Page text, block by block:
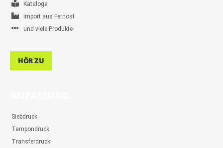
Kataloge
Import aus Fernost
und viele Produkte
HÖR ZU
Siebdruck
Tampondruck
Transferdruck